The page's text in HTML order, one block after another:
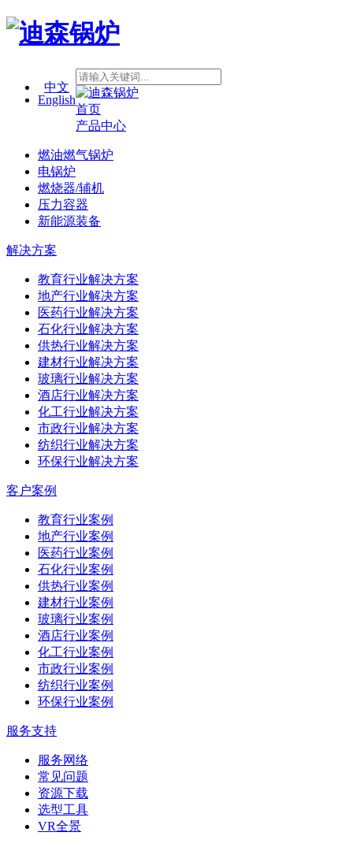
中文
English
首页
产品中心
燃油燃气锅炉
电锅炉
燃烧器/辅机
压力容器
新能源装备
解决方案
教育行业解决方案
地产行业解决方案
医药行业解决方案
石化行业解决方案
供热行业解决方案
建材行业解决方案
玻璃行业解决方案
酒店行业解决方案
化工行业解决方案
市政行业解决方案
纺织行业解决方案
环保行业解决方案
客户案例
教育行业案例
地产行业案例
医药行业案例
石化行业案例
供热行业案例
建材行业案例
玻璃行业案例
酒店行业案例
化工行业案例
市政行业案例
纺织行业案例
环保行业案例
服务支持
服务网络
常见问题
资源下载
选型工具
VR全景